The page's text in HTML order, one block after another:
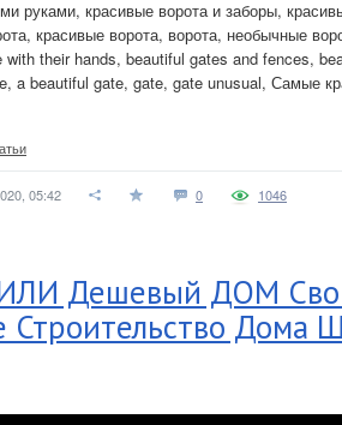
руками, красивые ворота и заборы,
красивые ворота, ворота, необычные
their hands, beautiful gates and fences,
a beautiful gate, gate, gate unusual, Самые
05:42 0 1046
Дешевый ДОМ
Строительство Дома